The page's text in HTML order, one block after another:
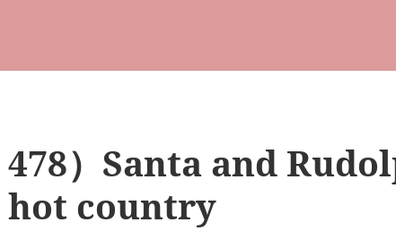
478）Santa and
hot country